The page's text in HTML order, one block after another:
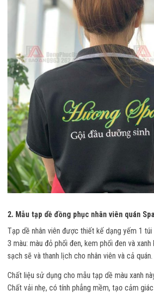
2. Mẫu tạp dề đồng phục nhân viên quán Spa
Tạp dề nhân viên được thiết kế dạng yếm 1
3 màu: màu đỏ phối đen, kem phối đen và
sạch sẽ và thanh lịch cho nhân viên và cả quán.
Chất liệu sử dụng cho mẫu tạp dề màu xanh
Chất vải nhẹ, có tính phẳng mềm, tạo cảm